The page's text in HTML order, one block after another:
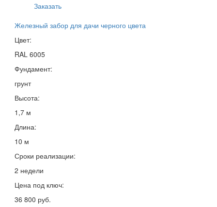
Заказать
Железный забор для дачи черного цвета
Цвет:
RAL 6005
Фундамент:
грунт
Высота:
1,7 м
Длина:
10 м
Сроки реализации:
2 недели
Цена под ключ:
36 800 руб.